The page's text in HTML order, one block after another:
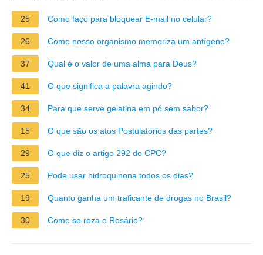
25 Como faço para bloquear E-mail no celular?
26 Como nosso organismo memoriza um antígeno?
37 Qual é o valor de uma alma para Deus?
41 O que significa a palavra agindo?
34 Para que serve gelatina em pó sem sabor?
15 O que são os atos Postulatórios das partes?
29 O que diz o artigo 292 do CPC?
25 Pode usar hidroquinona todos os dias?
19 Quanto ganha um traficante de drogas no Brasil?
30 Como se reza o Rosário?